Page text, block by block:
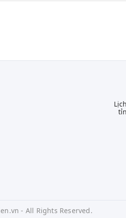
- All Rights Reserved.